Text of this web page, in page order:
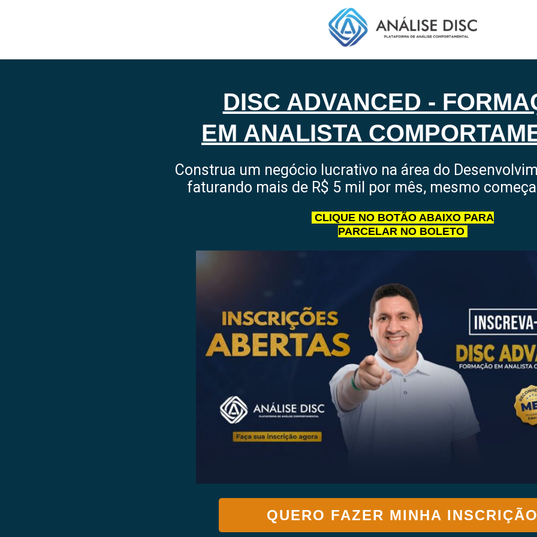
DISC ADVANCED -
EM ANALISTA
Construa um negócio lucrativo na área do
faturando mais de R$ 5 mil por mês, mesmo
CLIQUE NO BOTÃO ABAIXO PARA
PARCELAR NO BOLETO
QUERO FAZER MINHA